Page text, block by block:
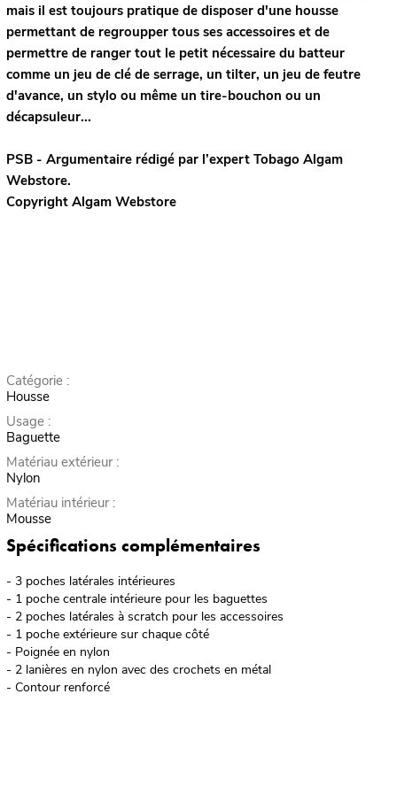
mais il est toujours pratique de disposer d'une housse
permettant de regroupper tous ses accessoires et de
permettre de ranger tout le petit nécessaire du batteur
comme un jeu de clé de serrage, un tilter, un jeu de feutre
d'avance, un stylo ou même un tire-bouchon ou un
décapsuleur...
PSB - Argumentaire rédigé par l’expert Tobago Algam
Webstore.
Copyright Algam Webstore
Catégorie :
Housse
Usage :
Baguette
Matériau extérieur :
Nylon
Matériau intérieur :
Mousse
Spécifications complémentaires
- 3 poches latérales intérieures
- 1 poche centrale intérieure pour les baguettes
- 2 poches latérales à scratch pour les accessoires
- 1 poche extérieure sur chaque côté
- Poignée en nylon
- 2 lanières en nylon avec des crochets en métal
- Contour renforcé